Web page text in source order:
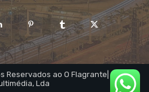
Reservados ao O Flagrante|
Lda